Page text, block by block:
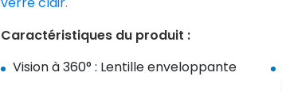
Caractéristiques du produit :
Vision à 360° : Lentille enveloppante